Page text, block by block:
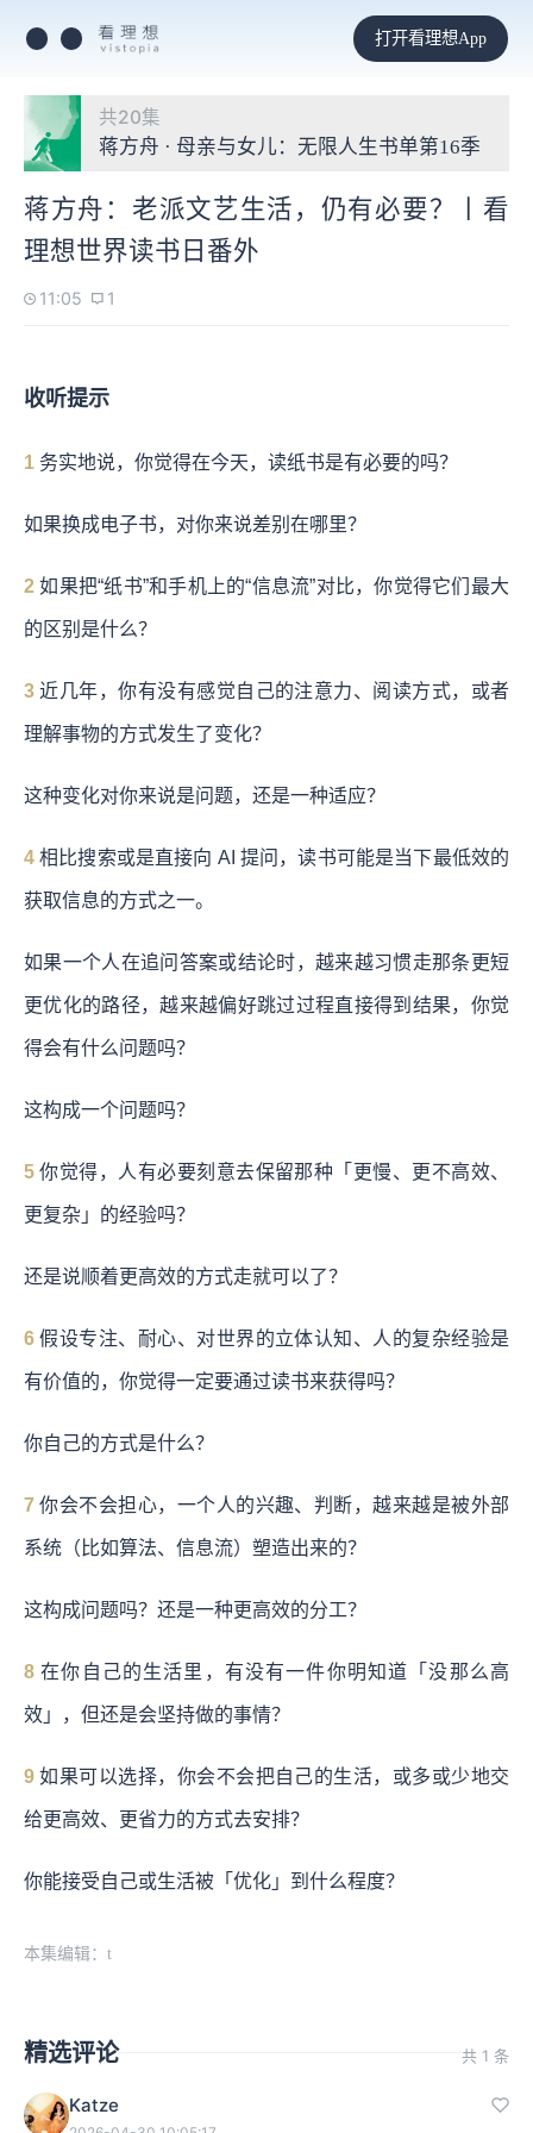
打开看理想App
共20集
蒋方舟 · 母亲与女儿：无限人生书单第16季
蒋方舟：老派文艺生活，仍有必要？丨看
理想世界读书日番外
11:05 1
收听提示
1 务实地说，你觉得在今天，读纸书是有必要的吗？
如果换成电子书，对你来说差别在哪里？
2 如果把“纸书”和手机上的“信息流”对比，你觉得它们最大
的区别是什么？
3 近几年，你有没有感觉自己的注意力、阅读方式，或者
理解事物的方式发生了变化？
这种变化对你来说是问题，还是一种适应？
4 相比搜索或是直接向 AI 提问，读书可能是当下最低效的
获取信息的方式之一。
如果一个人在追问答案或结论时，越来越习惯走那条更短
更优化的路径，越来越偏好跳过过程直接得到结果，你觉
得会有什么问题吗？
这构成一个问题吗？
5 你觉得，人有必要刻意去保留那种「更慢、更不高效、
更复杂」的经验吗？
还是说顺着更高效的方式走就可以了？
6 假设专注、耐心、对世界的立体认知、人的复杂经验是
有价值的，你觉得一定要通过读书来获得吗？
你自己的方式是什么？
7 你会不会担心，一个人的兴趣、判断，越来越是被外部
系统（比如算法、信息流）塑造出来的？
这构成问题吗？还是一种更高效的分工？
8 在你自己的生活里，有没有一件你明知道「没那么高
效」，但还是会坚持做的事情？
9 如果可以选择，你会不会把自己的生活，或多或少地交
给更高效、更省力的方式去安排？
你能接受自己或生活被「优化」到什么程度？
本集编辑：t
精选评论 共 1 条
Katze